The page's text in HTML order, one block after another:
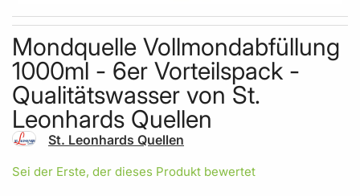
Skip to the beginning of the images gallery
Mondquelle Vollmondabfüllung
1000ml - 6er Vorteilspack -
Qualitätswasser von St.
Leonhards Quellen
St. Leonhards Quellen
Sei der Erste, der dieses Produkt bewertet